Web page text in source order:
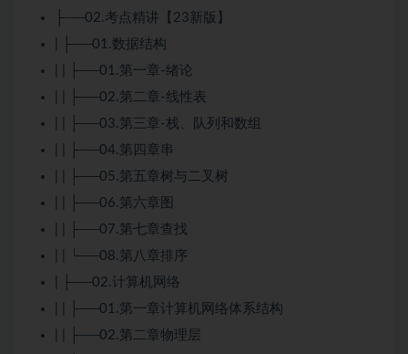
├──02.考点精讲【23新版】
| ├──01.数据结构
| | ├──01.第一章-绪论
| | ├──02.第二章-线性表
| | ├──03.第三章-栈、队列和数组
| | ├──04.第四章串
| | ├──05.第五章树与二叉树
| | ├──06.第六章图
| | ├──07.第七章查找
| | └──08.第八章排序
| ├──02.计算机网络
| | ├──01.第一章计算机网络体系结构
| | ├──02.第二章物理层